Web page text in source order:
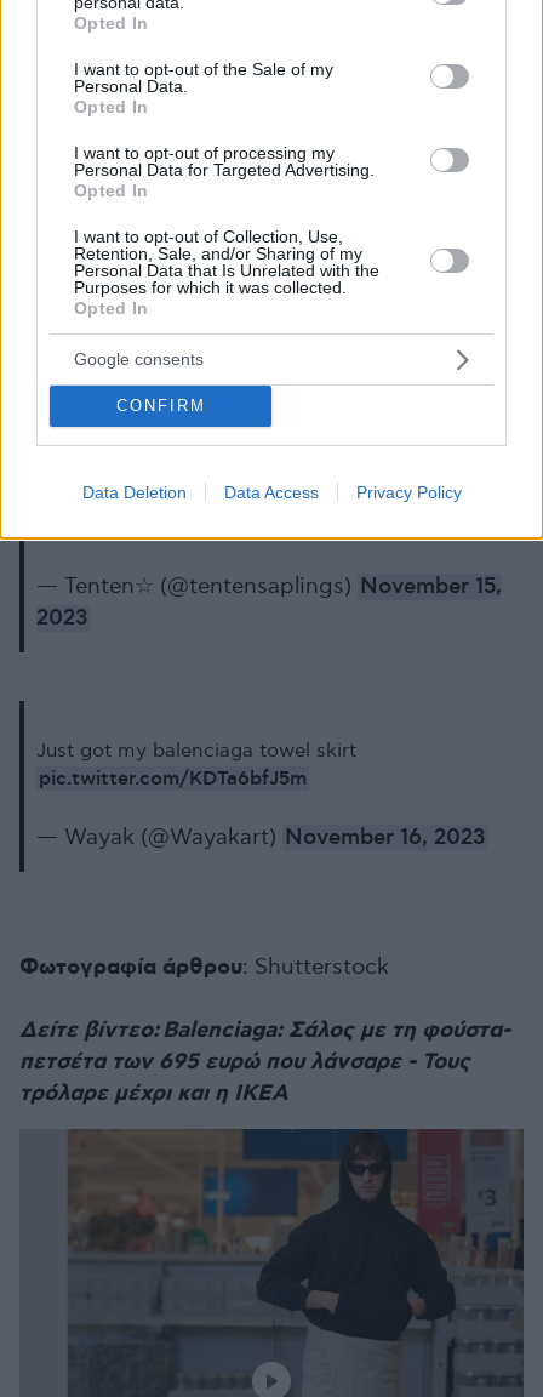
grant or deny consent to Google and its third-party tags to
use your data for below specified purposes in below Google
consent section.
Opted In
I want to opt-out of the Sale of my
Personal Data.
Opted In
I want to opt-out of processing my
Personal Data for Targeted Advertising.
Opted In
I want to opt-out of Collection, Use,
Retention, Sale, and/or Sharing of my
Personal Data that Is Unrelated with the
Purposes for which it was collected.
Opted In
Google consents
CONFIRM
Data Deletion Data Access Privacy Policy
2023
Me with my Balenciaga towel skirt:
https://t.co/iRo1LjuBrj
— PinkFriday 2🎀 (@IAm_NicNyovest)
November 16, 2023
Streamer and youtuber Georgenotfound wearing
https://t.co/akthFe09AV
— Tenten☆ (@tentensaplings) November 15,
2023
Just got my balenciaga towel skirt
pic.twitter.com/KDTa6bfJ5m
— Wayak (@Wayakart) November 16, 2023
Φωτογραφία άρθρου: Shutterstοck
Δείτε βίντεο: Balenciaga: Σάλος με τη φούστα-
πετσέτα των 695 ευρώ που λάνσαρε - Τους
τρόλαρε μέχρι και η IKEA